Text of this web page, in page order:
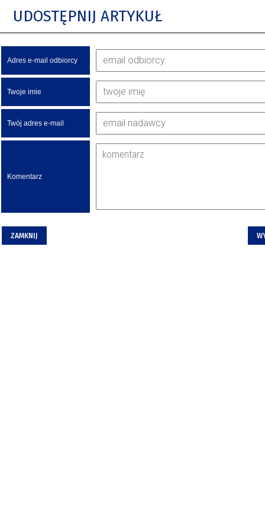
UDOSTĘPNIJ ARTYKUŁ
Adres e-mail odbiorcy
Twoje imie
Twój adres e-mail
Komentarz